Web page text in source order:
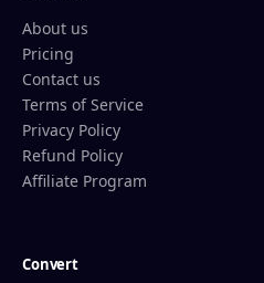
About us
Pricing
Contact us
Terms of Service
Privacy Policy
Refund Policy
Affiliate Program
Convert